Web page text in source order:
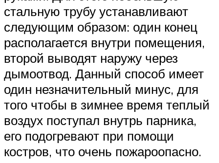
стальную трубу устанавливают
следующим образом: один конец
располагается внутри помещения,
второй выводят наружу через
дымоотвод. Данный способ имеет
один незначительный минус, для
того чтобы в зимнее время теплый
воздух поступал внутрь парника,
его подогревают при помощи
костров, что очень пожароопасно.